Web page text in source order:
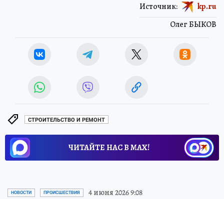
Олег БЫКОВ
Источник: kp.ru
СТРОИТЕЛЬСТВО И РЕМОНТ
ЧИТАЙТЕ НАС В МАХ!
НОВОСТИ ПРОИСШЕСТВИЯ 4 июня 2026 9:08